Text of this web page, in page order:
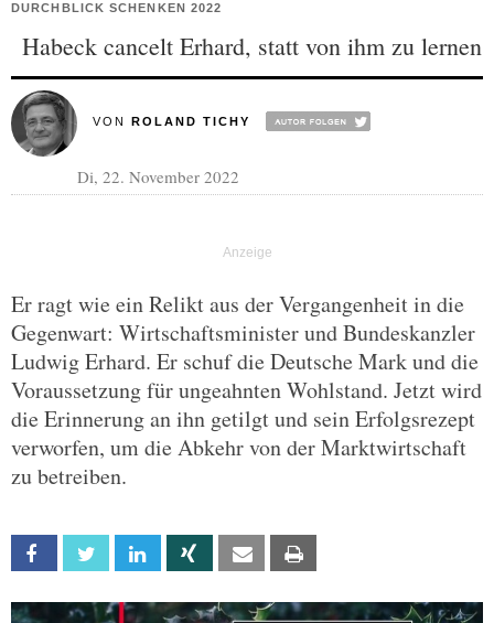
DURCHBLICK SCHENKEN 2022
Habeck cancelt Erhard, statt von ihm zu lernen
VON ROLAND TICHY
Di, 22. November 2022
Er ragt wie ein Relikt aus der Vergangenheit in die
Gegenwart: Wirtschaftsminister und Bundeskanzler
Ludwig Erhard. Er schuf die Deutsche Mark und die
Voraussetzung für ungeahnten Wohlstand. Jetzt wird
die Erinnerung an ihn getilgt und sein Erfolgsrezept
verworfen, um die Abkehr von der Marktwirtschaft
zu betreiben.
Facebook Twitter Linkedin Xing Email